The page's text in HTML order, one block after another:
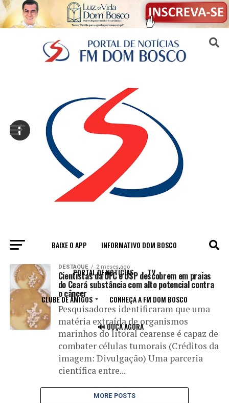
BAIXE O APP INFORMATIVO DOM BOSCO
PORTAL DE NOTÍCIAS TV
CLUBE DE AMIGOS CONHEÇA A FM DOM BOSCO
🔊 OUÇA AGORA
All posts tagged "compostos"
DESTAQUE 2 meses ago
Cientistas da UFC e USP descobrem em praias
do Ceará substância com alto potencial contra
o câncer
Pesquisadores identificaram que uma
matéria extraída de organismos
marinhos do litoral cearense é capaz de
combater células tumorais (Créditos da
imagem: Divulgação) Uma parceria
científica entre...
MORE POSTS
Sair da versão mobile